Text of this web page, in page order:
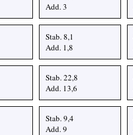
Add. 3
Stab. 8,1
Add. 1,8
Stab. 22,8
Add. 13,6
Stab. 9,4
Add. 9